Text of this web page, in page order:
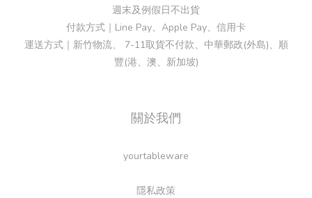
週末及例假日不出貨
付款方式｜Line Pay、Apple Pay、信用卡
運送方式｜新竹物流、 7-11取貨不付款、中華郵政(外島)、順
豐(港、澳、新加坡)
關於我們
yourtableware
隱私政策